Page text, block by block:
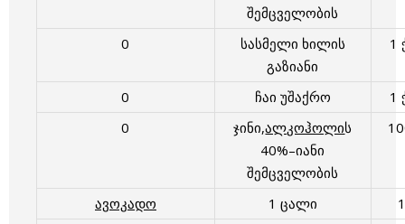
შემცველობის
0
სასმელი ხილის
გაზიანი
1
0 ჩაი უშაქრო
1
0
ჯინი,ალკოჰოლის
40%–იანი
შემცველობის
ავოკადო 1 ცალი